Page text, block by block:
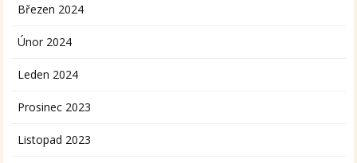
Březen 2024
Únor 2024
Leden 2024
Prosinec 2023
Listopad 2023